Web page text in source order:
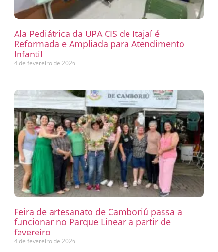
Ala Pediátrica da UPA CIS de Itajaí é
Reformada e Ampliada para Atendimento
Infantil
4 de fevereiro de 2026
Feira de artesanato de Camboriú passa a
funcionar no Parque Linear a partir de
fevereiro
4 de fevereiro de 2026